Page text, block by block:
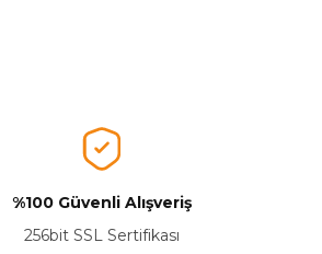
%100 Güvenli Alışveriş
256bit SSL Sertifikası